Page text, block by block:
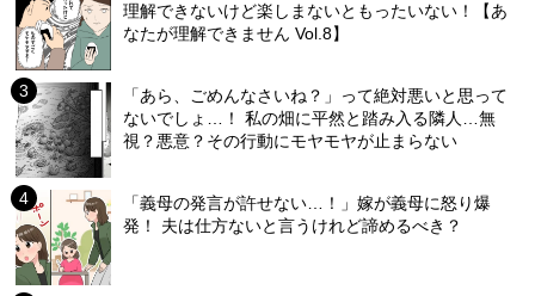
理解できないけど楽しまないともったいない！【あ
なたが理解できません Vol.8】
「あら、ごめんなさいね？」って絶対悪いと思って
ないでしょ…！ 私の畑に平然と踏み入る隣人…無
視？悪意？その行動にモヤモヤが止まらない
「義母の発言が許せない…！」嫁が義母に怒り爆
発！ 夫は仕方ないと言うけれど諦めるべき？